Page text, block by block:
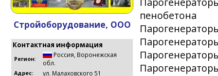
Стройоборудование, ООО
Контактная информация
Регион: Россия, Воронежская
обл.
Адрес: ул. Малаховского 51
пенобетона